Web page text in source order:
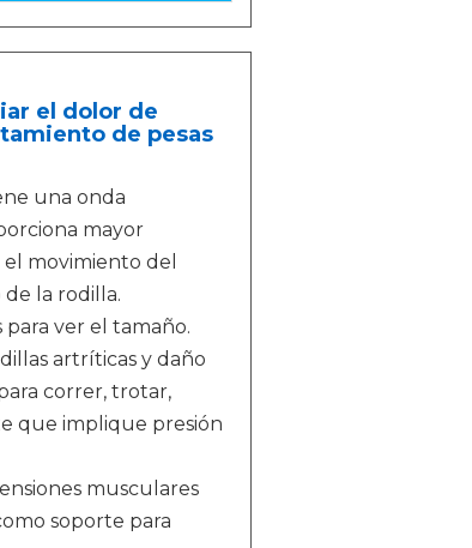
el dolor de
de pesas
una onda
mayor
movimiento del
la rodilla.
para ver el tamaño.
artríticas y daño
correr, trotar,
que implique presión
musculares
soporte para